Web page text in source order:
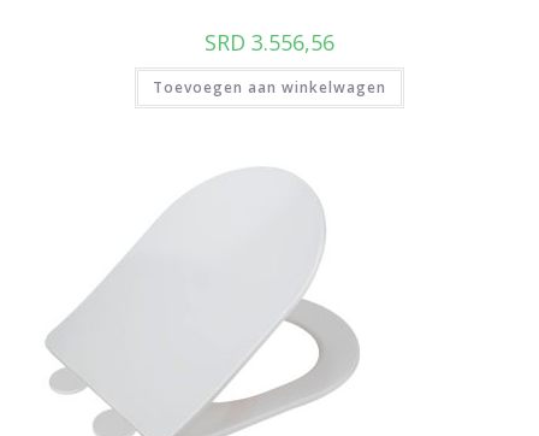
SRD 3.556,56
Toevoegen aan winkelwagen